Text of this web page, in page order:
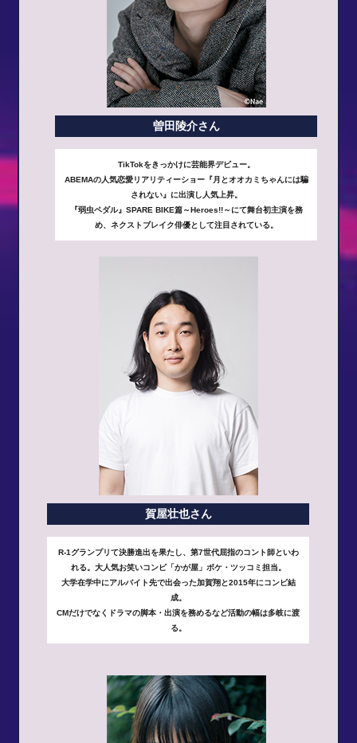
曽田陵介さん
TikTokをきっかけに芸能界デビュー。
ABEMAの人気恋愛リアリティーショー『月とオオカミちゃんには騙
されない』に出演し人気上昇。
『弱虫ペダル』SPARE BIKE篇～Heroes!!～にて舞台初主演を務
め、ネクストブレイク俳優として注目されている。
賀屋壮也さん
R-1グランプリて決勝進出を果たし、第7世代屈指のコント師といわ
れる。大人気お笑いコンビ「かが屋」ボケ・ツッコミ担当。
大学在学中にアルバイト先で出会った加賀翔と2015年にコンビ結
成。
CMだけでなくドラマの脚本・出演を務めるなど活動の幅は多岐に渡
る。